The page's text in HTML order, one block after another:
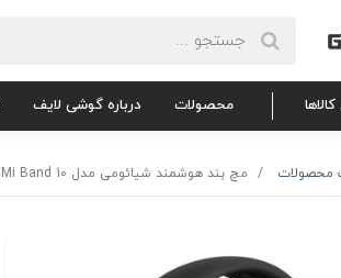
محصولات درباره گوشی لایف
محصولات مچ بند هوشمند شیائومی مدل Mi Band 10 ( نسخه گلوبال )